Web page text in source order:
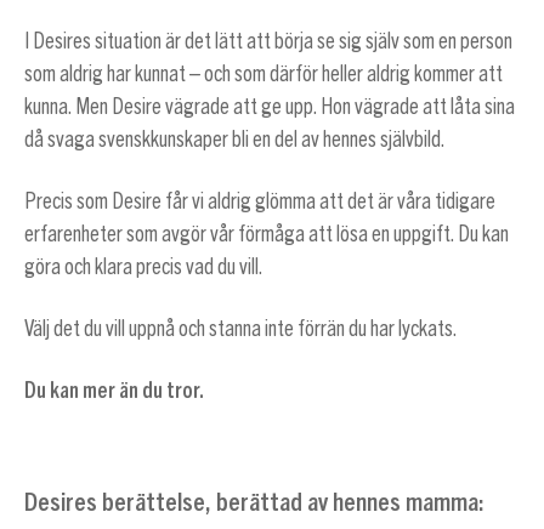
I Desires situation är det lätt att börja se sig själv som en person
som aldrig har kunnat – och som därför heller aldrig kommer att
kunna. Men Desire vägrade att ge upp. Hon vägrade att låta sina
då svaga svenskkunskaper bli en del av hennes självbild.
Precis som Desire får vi aldrig glömma att det är våra tidigare
erfarenheter som avgör vår förmåga att lösa en uppgift. Du kan
göra och klara precis vad du vill.
Välj det du vill uppnå och stanna inte förrän du har lyckats.
Du kan mer än du tror.
Desires berättelse, berättad av hennes mamma: